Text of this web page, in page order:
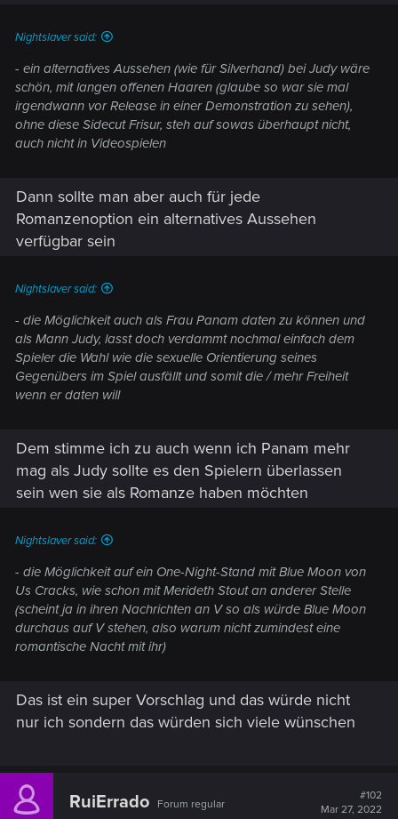
Nightslaver said:
- ein alternatives Aussehen (wie für Silverhand) bei Judy wäre
schön, mit langen offenen Haaren (glaube so war sie mal
irgendwann vor Release in einer Demonstration zu sehen),
ohne diese Sidecut Frisur, steh auf sowas überhaupt nicht,
auch nicht in Videospielen
Dann sollte man aber auch für jede
Romanzenoption ein alternatives Aussehen
verfügbar sein
Nightslaver said:
- die Möglichkeit auch als Frau Panam daten zu können und
als Mann Judy, lasst doch verdammt nochmal einfach dem
Spieler die Wahl wie die sexuelle Orientierung seines
Gegenübers im Spiel ausfällt und somit die / mehr Freiheit
wenn er daten will
Dem stimme ich zu auch wenn ich Panam mehr
mag als Judy sollte es den Spielern überlassen
sein wen sie als Romanze haben möchten
Nightslaver said:
- die Möglichkeit auf ein One-Night-Stand mit Blue Moon von
Us Cracks, wie schon mit Merideth Stout an anderer Stelle
(scheint ja in ihren Nachrichten an V so als würde Blue Moon
durchaus auf V stehen, also warum nicht zumindest eine
romantische Nacht mit ihr)
Das ist ein super Vorschlag und das würde nicht
nur ich sondern das würden sich viele wünschen
RuiErrado Forum regular
#102
Mar 27, 2022